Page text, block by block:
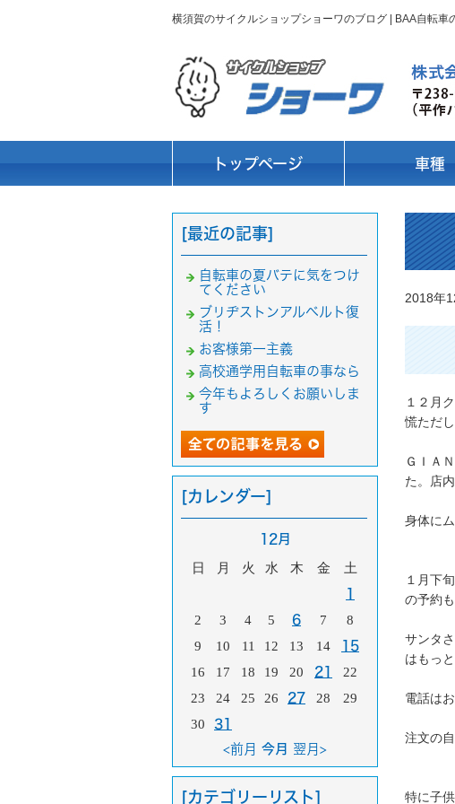
横須賀のサイクルショップショーワのブログ | BAA自転車
トップページ 車種
2018年
１２月
慌ただ
ＧＩＡ
た。店
身体に
１月下
の予約
サンタ
はもっ
電話は
注文の
特に子
[最近の記事]
自転車の夏バテに気をつけ
てください
ブリヂストンアルベルト復
活！
お客様第一主義
高校通学用自転車の事なら
今年もよろしくお願いしま
す
[カレンダー]
12月
日 月 火 水 木 金 土
1
2 3 4 5 6 7
8
9
10 11 12 13 14 15
16 17 18 19 20 21
22
23
24 25 26 27 28
29
30
31
<前月 今月 翌月>
[カテゴリーリスト]